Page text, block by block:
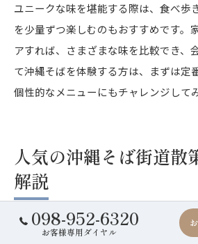
ユニークな味を堪能する際は、食べ歩
を少量ずつ楽しむのもおすすめです。
アすれば、さまざまな味を比較でき、
て沖縄そばを体験する方は、まずは定
個性的なメニューにもチャレンジして
人気の沖縄そば街道散
解説
沖縄そば街道のおすすめ散策プラ
098-952-6320
お客様専用ダイヤル